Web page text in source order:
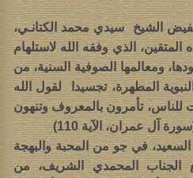
الشيخ سيدي محمد الكتانـي،
المتقين، الذي وفقه الله لاستلهام
ومعالمها الصوفية السنية، من
المطهرة، تجسيدا لقول الله
للناس، تأمرون بالمعروف وتنهون
آل عمران، الآية 110)
في جو من المحبة والبهجة
الجناب المحمدي الشريف، من